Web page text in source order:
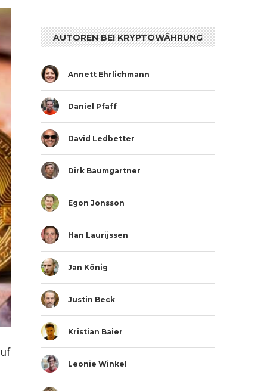
AUTOREN BEI KRYPTOWÄHRUNG
Annett Ehrlichmann
Daniel Pfaff
David Ledbetter
Dirk Baumgartner
Egon Jonsson
Han Laurijssen
Jan König
Justin Beck
Kristian Baier
Leonie Winkel